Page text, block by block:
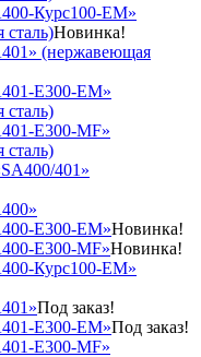
Курс100-EM»
Новинка!
(нержавеющая
E300-EM»
E300-MF»
401»
Е300-EM»Новинка!
Е300-MF»Новинка!
Курс100-EM»
Под заказ!
E300-EM»Под заказ!
E300-MF»